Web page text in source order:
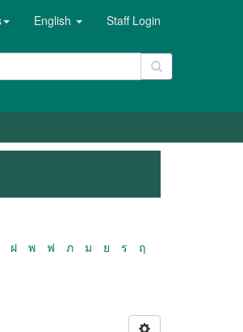
English Staff Login
ฝ พ ฟ ภ ม ย ร
ฤ